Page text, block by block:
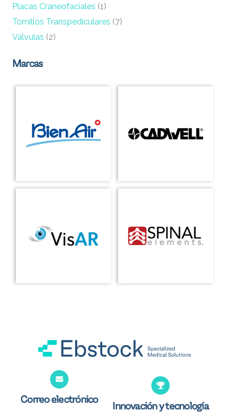
Placas Craneofaciales (1)
Tornillos Transpediculares (7)
Válvulas (2)
Marcas
Correo electrónico
Innovación y tecnología